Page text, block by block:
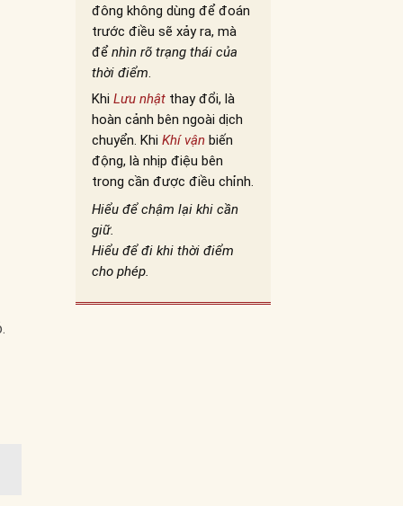
đông không dùng để đoán
trước điều sẽ xảy ra, mà
để nhìn rõ trạng thái của
thời điểm.
Khi Lưu nhậtthay đổi, là
hoàn cảnh bên ngoài dịch
chuyển. Khi Khí vậnbiến
động, là nhịp điệu bên
trong cần được điều chỉnh.
Hiểu để chậm lại khi cần
giữ.
Hiểu để đi khi thời điểm
cho phép.